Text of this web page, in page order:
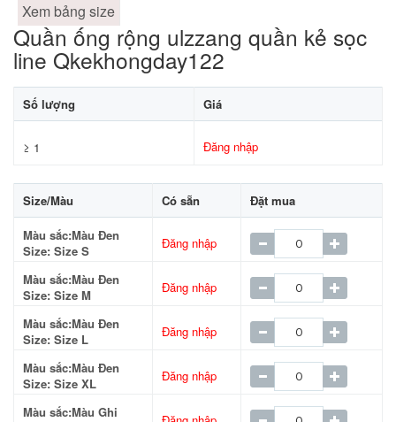
Xem bảng size
Quần ống rộng ulzzang quần kẻ sọc
line Qkekhongday122
Số lượng Giá
≥ 1 Đăng nhập
Size/Màu Có sẵn Đặt mua
Màu sắc:Màu Đen
Size: Size S
Đăng nhập
Màu sắc:Màu Đen
Size: Size M
Đăng nhập
Màu sắc:Màu Đen
Size: Size L
Đăng nhập
Màu sắc:Màu Đen
Size: Size XL
Đăng nhập
Màu sắc:Màu Ghi